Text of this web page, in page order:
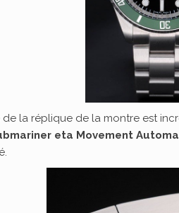
la réplique de la montre est
eta Movement